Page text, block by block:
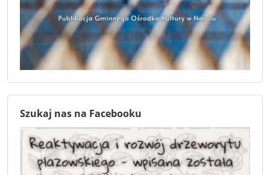
Szukaj nas na Facebooku